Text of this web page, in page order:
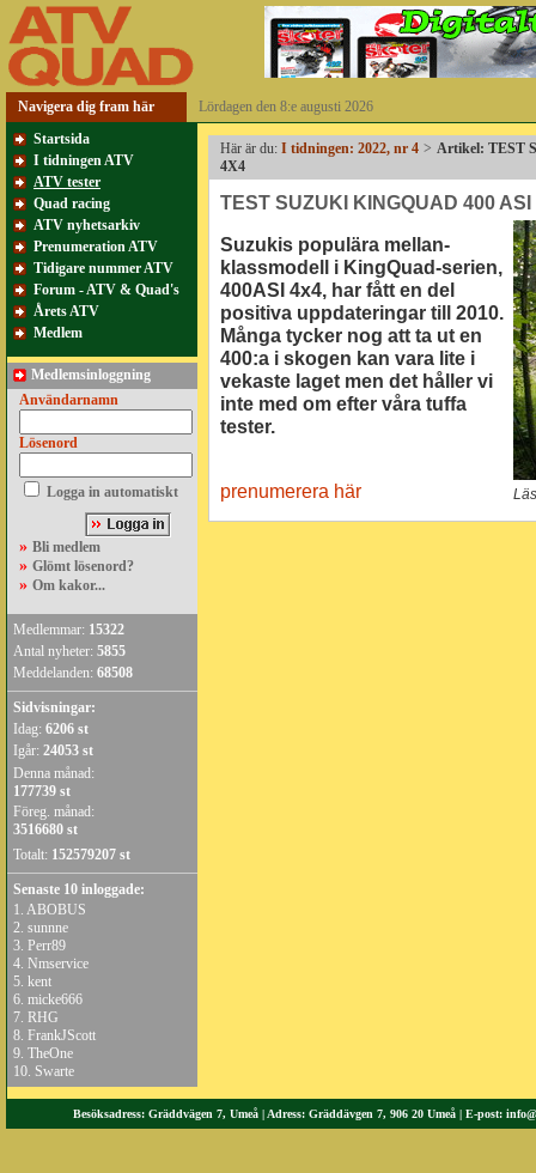
Navigera dig fram här
Lördagen den 8:e augusti 2026
Startsida
I tidningen ATV
ATV tester
Quad racing
ATV nyhetsarkiv
Prenumeration ATV
Tidigare nummer ATV
Forum - ATV & Quad's
Årets ATV
Medlem
Medlemsinloggning
Användarnamn
Lösenord
Logga in automatiskt
» Bli medlem
» Glömt lösenord?
» Om kakor...
Medlemmar: 15322
Antal nyheter: 5855
Meddelanden: 68508
Sidvisningar:
Idag: 6206 st
Igår: 24053 st
Denna månad:
177739 st
Föreg. månad:
3516680 st
Totalt: 152579207 st
Senaste 10 inloggade:
1. ABOBUS
2. sunnne
3. Perr89
4. Nmservice
5. kent
6. micke666
7. RHG
8. FrankJScott
9. TheOne
10. Swarte
Här är du: I tidningen: 2022, nr 4 > Artikel: TEST
4X4
TEST SUZUKI KINGQUAD 400 ASI
Suzukis populära mellan-
klassmodell i KingQuad-serien,
400ASI 4x4, har fått en del
positiva uppdateringar till 2010.
Många tycker nog att ta ut en
400:a i skogen kan vara lite i
vekaste laget men det håller vi
inte med om efter våra tuffa
tester.
prenumerera här
Besöksadress: Gräddvägen 7, Umeå | Adress: Gräddävgen 7, 906 20 Umeå | E-post: